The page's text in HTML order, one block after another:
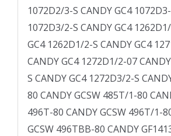
1072D2/3-S CANDY GC4
1072D3/2-S CANDY GC4
GC4 1262D1/2-S CANDY GC4
CANDY GC4 1272D1/2-07
S CANDY GC4 1272D3/2-S
80 CANDY GCSW 485T/1-80
496T-80 CANDY GCSW 496T/1-
GCSW 496TBB-80 CANDY